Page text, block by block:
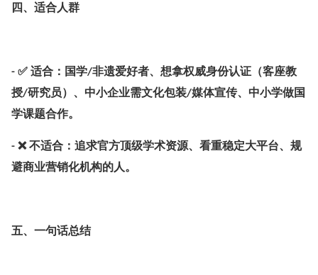
四、适合人群
- ✅ 适合：国学/非遗爱好者、想拿权威身份认证（客座教
授/研究员）、中小企业需文化包装/媒体宣传、中小学做国
学课题合作。
- ❌ 不适合：追求官方顶级学术资源、看重稳定大平台、规
避商业营销化机构的人。
五、一句话总结